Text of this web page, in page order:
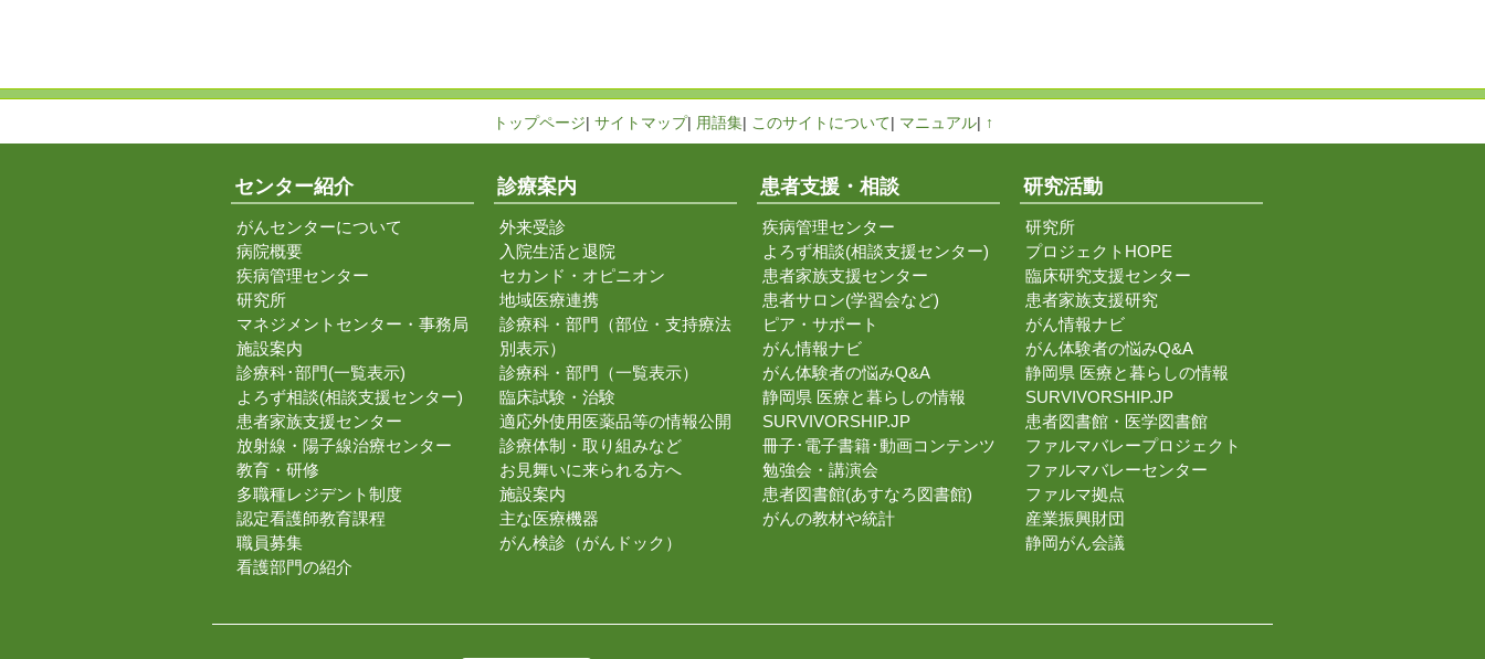
トップページ| サイトマップ| 用語集| このサイトについて| マニュアル| ↑
センター紹介
がんセンターについて
病院概要
疾病管理センター
研究所
マネジメントセンター・事務局
施設案内
診療科･部門(一覧表示)
よろず相談(相談支援センター)
患者家族支援センター
放射線・陽子線治療センター
教育・研修
多職種レジデント制度
認定看護師教育課程
職員募集
看護部門の紹介
診療案内
外来受診
入院生活と退院
セカンド・オピニオン
地域医療連携
診療科・部門（部位・支持療法
別表示）
診療科・部門（一覧表示）
臨床試験・治験
適応外使用医薬品等の情報公開
診療体制・取り組みなど
お見舞いに来られる方へ
施設案内
主な医療機器
がん検診（がんドック）
患者支援・相談
疾病管理センター
よろず相談(相談支援センター)
患者家族支援センター
患者サロン(学習会など)
ピア・サポート
がん情報ナビ
がん体験者の悩みQ&A
静岡県 医療と暮らしの情報
SURVIVORSHIP.JP
冊子･電子書籍･動画コンテンツ
勉強会・講演会
患者図書館(あすなろ図書館)
がんの教材や統計
研究活動
研究所
プロジェクトHOPE
臨床研究支援センター
患者家族支援研究
がん情報ナビ
がん体験者の悩みQ&A
静岡県 医療と暮らしの情報
SURVIVORSHIP.JP
患者図書館・医学図書館
ファルマバレープロジェクト
ファルマバレーセンター
ファルマ拠点
産業振興財団
静岡がん会議